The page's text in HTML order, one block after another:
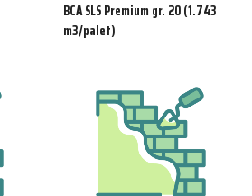
BCA SLS Premium gr. 20 (1.743
m3/palet)